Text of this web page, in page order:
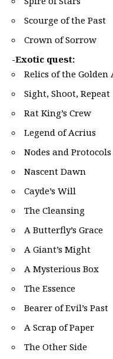
Scourge of the Past
Crown of Sorrow
-Exotic quest:
Relics of the Golden
Sight, Shoot, Repeat
Rat King’s Crew
Legend of Acrius
Nodes and Protocols
Nascent Dawn
Cayde’s Will
The Cleansing
A Butterfly’s Grace
A Giant’s Might
A Mysterious Box
The Essence
Bearer of Evil’s Past
A Scrap of Paper
The Other Side